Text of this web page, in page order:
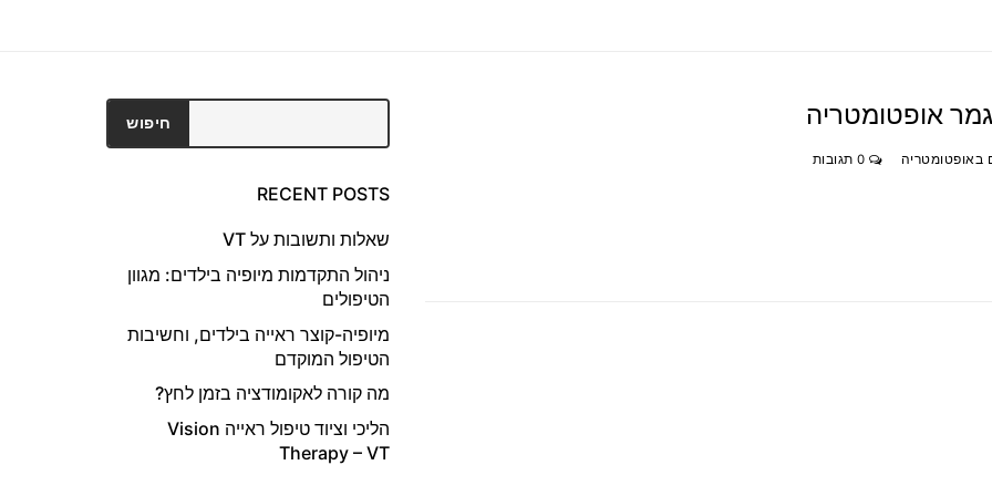
באופטומטריה
חיפוש
RECENT POSTS
שאלות ותשובות על VT
ניהול התקדמות מיופיה בילדים: מגוון
הטיפולים
מיופיה-קוצר ראייה בילדים, וחשיבות
הטיפול המוקדם
מה קורה לאקומודציה בזמן לחץ?
הליכי וציוד טיפול ראייה Vision
Therapy – VT